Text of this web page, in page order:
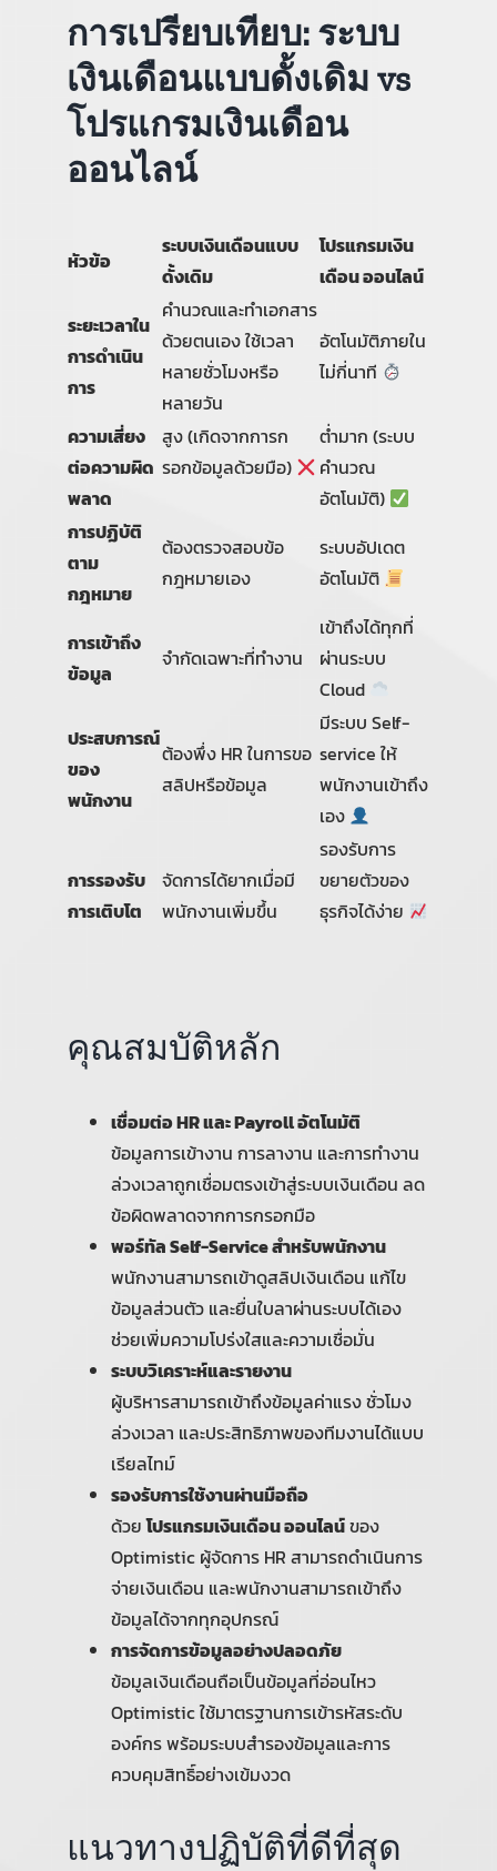
การเปรียบเทียบ: ระบบ
เงินเดือนแบบดั้งเดิม vs
โปรแกรมเงินเดือน
ออนไลน์
หัวข้อ
ระบบเงินเดือนแบบ
ดั้งเดิม
โปรแกรมเงิน
เดือน ออนไลน์
ระยะเวลาใน
การดำเนิน
การ
คำนวณและทำเอกสาร
ด้วยตนเอง ใช้เวลา
หลายชั่วโมงหรือ
หลายวัน
อัตโนมัติภายใน
ไม่กี่นาที
ความเสี่ยง
ต่อความผิด
พลาด
สูง (เกิดจากการก
รอกข้อมูลด้วยมือ)
ต่ำมาก (ระบบ
คำนวณ
อัตโนมัติ)
การปฏิบัติ
ตาม
กฎหมาย
ต้องตรวจสอบข้อ
กฎหมายเอง
ระบบอัปเดต
อัตโนมัติ
การเข้าถึง
ข้อมูล
จำกัดเฉพาะที่ทำงาน
เข้าถึงได้ทุกที่
ผ่านระบบ
Cloud
ประสบการณ์
ของ
พนักงาน
ต้องพึ่ง HR ในการขอ
สลิปหรือข้อมูล
มีระบบ Self-
service ให้
พนักงานเข้าถึง
เอง
การรองรับ
การเติบโต
จัดการได้ยากเมื่อมี
พนักงานเพิ่มขึ้น
รองรับการ
ขยายตัวของ
ธุรกิจได้ง่าย
คุณสมบัติหลัก
เชื่อมต่อ HR และ Payroll อัตโนมัติ
ข้อมูลการเข้างาน การลางาน และการทำงาน
ล่วงเวลาถูกเชื่อมตรงเข้าสู่ระบบเงินเดือน ลด
ข้อผิดพลาดจากการกรอกมือ
พอร์ทัล Self-Service สำหรับพนักงาน
พนักงานสามารถเข้าดูสลิปเงินเดือน แก้ไข
ข้อมูลส่วนตัว และยื่นใบลาผ่านระบบได้เอง
ช่วยเพิ่มความโปร่งใสและความเชื่อมั่น
ระบบวิเคราะห์และรายงาน
ผู้บริหารสามารถเข้าถึงข้อมูลค่าแรง ชั่วโมง
ล่วงเวลา และประสิทธิภาพของทีมงานได้แบบ
เรียลไทม์
รองรับการใช้งานผ่านมือถือ
ด้วยโปรแกรมเงินเดือน ออนไลน์ของ
Optimistic ผู้จัดการ HR สามารถดำเนินการ
จ่ายเงินเดือน และพนักงานสามารถเข้าถึง
ข้อมูลได้จากทุกอุปกรณ์
การจัดการข้อมูลอย่างปลอดภัย
ข้อมูลเงินเดือนถือเป็นข้อมูลที่อ่อนไหว
Optimistic ใช้มาตรฐานการเข้ารหัสระดับ
องค์กร พร้อมระบบสำรองข้อมูลและการ
ควบคุมสิทธิ์อย่างเข้มงวด
แนวทางปฏิบัติที่ดีที่สุด